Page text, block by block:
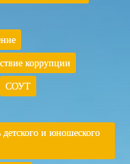
коррупции
СОУТ
и юношеского